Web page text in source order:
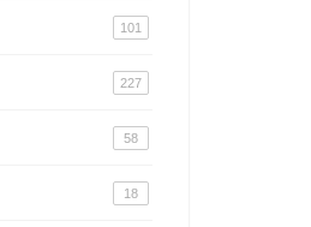
101
227
58
18